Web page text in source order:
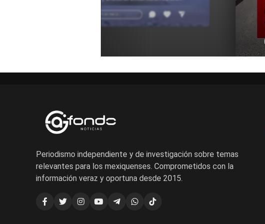
carretera para entender estos sucesos.
Periodismo independiente y de investigación sobre temas
relevantes para los mexiquenses. Comprometidos con la
información veraz y oportuna desde 2015.